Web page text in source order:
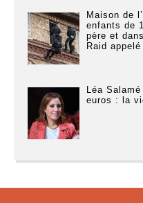
Maison de
enfants de
père et
Raid
Léa
euros : la